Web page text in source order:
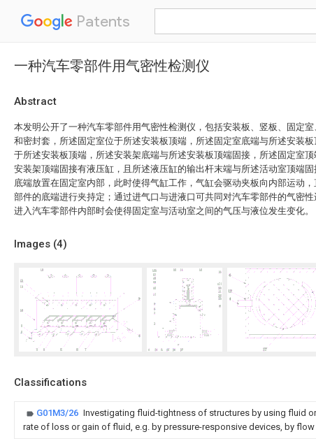
Patents
一种汽车零部件用气密性检测仪
Abstract
本发明公开了一种汽车零部件用气密性检测仪，包括安装板、竖板、固定
和密封套，所述固定室位于所述安装板顶端，所述固定室底端与所述安装
于所述安装板顶端，所述安装架底端与所述安装板顶端固接，所述固定室
安装架顶端固接有液压缸，且所述液压缸的输出杆末端与所述活动室顶端
底端放置在固定室内部，此时使得气缸工作，气缸会驱动夹板向内部运动
部件的底端进行夹持定；通过进气口与进液口可共同对汽车零部件的气密
进入汽车零部件内部时会使得固定室与活动室之间的气压与液位发生变化。
Images (4)
Classifications
G01M3/26 Investigating fluid-tightness of structures by using fluid
rate of loss or gain of fluid, e.g. by pressure-responsive devices, by